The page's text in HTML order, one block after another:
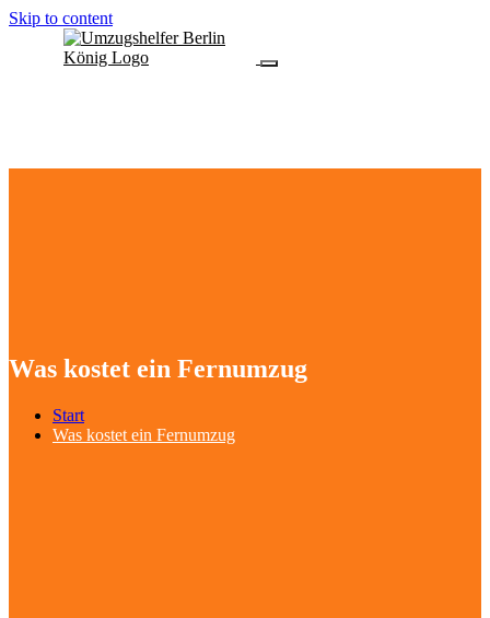
Skip to content
Was kostet ein Fernumzug
Start
Was kostet ein Fernumzug